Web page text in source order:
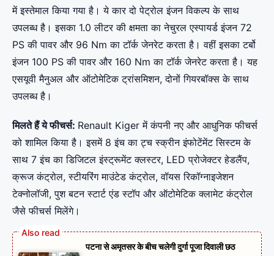
में इस्तेमाल किया गया है। ये कार दो पेट्रोल इंजन विकल्प के साथ
उपलब्ध है। इसका 1.0 लीटर की क्षमता का नेचुरल एस्पायर्ड इंजन 72
PS की पावर और 96 Nm का टॉर्क जेनरेट करता है। वहीं इसका टर्बो
इंजन 100 PS की पावर और 160 Nm का टॉर्क जेनरेट करता है। यह
एसयूवी मैनुअल और ऑटोमेटिक ट्रांसमिशन, दोनों गियरबॉक्स के साथ
उपलब्ध है।
मिलते हैं ये फीचर्स: Renault Kiger में कंपनी नए और आधुनिक फीचर्स
को शामिल किया है। इसमें 8 इंच का ट्च स्क्रीन इंफोटेंमेंट सिस्टम के
साथ 7 इंच का डिजिटल इंस्ट्रूमेंट क्लस्टर, LED प्रोजेक्टर हेडलैंप,
क्रूज कंट्रोल, स्टीयरिंग माउंटेड कंट्रोल, वॉयस रिकॉग्नाइजेशन
टेक्नोलॉजी, पुश बटन स्टार्ट एंड स्टॉप और ऑटोमेटिक क्लामेट कंट्रोल
जैसे फीचर्स मिलेंगे।
पटना से अमृतसर के बीच चलेगी दुर्गा पूजा दिवाली छठ